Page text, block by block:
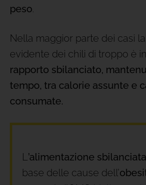
peso.
Nella maggior parte dei casi
evidente dei chili di troppo è
rapporto sbilanciato,
tempo, tra calorie assunte e
consumate.
L ’alimentazione sbilanciata
base delle cause dell’